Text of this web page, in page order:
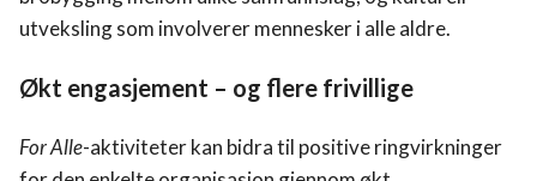
utveksling som involverer mennesker i alle aldre.
Økt engasjement – og flere frivillige
For Alle-aktiviteter kan bidra til positive ringvirkninger